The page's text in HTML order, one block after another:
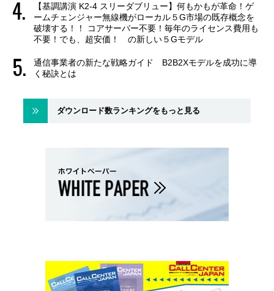
【基調講演 K2-4 スリーダブリュー】何もかもが革命！ゲ
ームチェンジャー無線機がローカル５G市場の既存概念を
破壊する！！ コアサーバー不要！毎年のライセンス費用も
不要！でも、超安価！ の新しい５Gモデル
通信事業者の新たな戦略ガイド B2B2Xモデルを成功に導
く秘訣とは
ダウンロード数ランキングをもっと見る